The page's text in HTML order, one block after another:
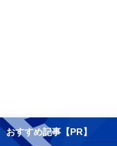
おすすめ記事【PR】